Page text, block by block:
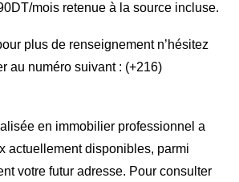
mois retenue à la source incluse.
plus de renseignement n’hésitez
au numéro suivant : (+216)
en immobilier professionnel a
actuellement disponibles, parmi
votre futur adresse. Pour consulter